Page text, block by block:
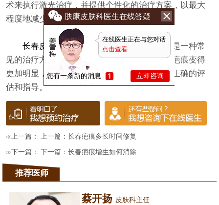
术来执行激光治疗，并提供个性化的治疗方案，以最大
程度地减少副作用和不良反应。
长春皮肤病专科医院
表示，虽然激光祛疤是一种常
见的治疗方法，但结果因个体差异而异。如果疤痕变得
更加明显，请及时与专业医生取得联系，获取正确的评
估和指导。
上一篇： 上一篇：长春疤痕多长时间修复
下一篇： 下一篇：长春疤痕增生如何消除
推荐医师
蔡开扬 皮肤科主任
肤康皮肤科医生在线答疑
在线医生正在与您对话
点击查看
您有一条新的消息 立即咨询